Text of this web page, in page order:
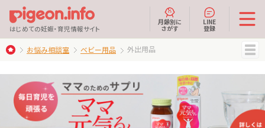
はじめての妊娠・育児情報サイト
月齢別に
さがす
LINE
登録
お悩み相談室 ベビー用品 外出用品